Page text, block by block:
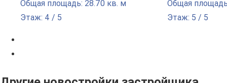
Общая площадь: 28.70 кв. м
Этаж: 4 / 5
Общая
Этаж: 5 / 5